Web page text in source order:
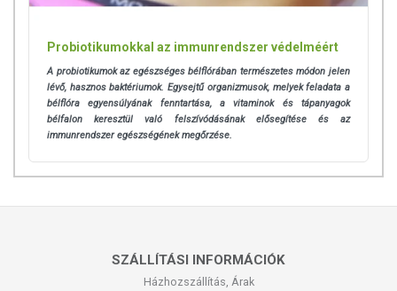
allergiás! Kisgyermektől elzárva tartandó!
Probiotikumokkal az immunrendszer védelméért
A probiotikumok az egészséges bélflórában természetes módon jelen
lévő, hasznos baktériumok. Egysejtű organizmusok, melyek feladata a
bélflóra egyensúlyának fenntartása, a vitaminok és tápanyagok
bélfalon keresztül való felszívódásának elősegítése és az
immunrendszer egészségének megőrzése.
SZÁLLÍTÁSI INFORMÁCIÓK
Házhozszállítás, Árak